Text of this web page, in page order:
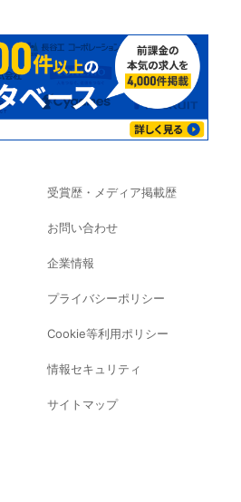
受賞歴・メディア掲載歴
お問い合わせ
企業情報
プライバシーポリシー
Cookie等利用ポリシー
情報セキュリティ
サイトマップ